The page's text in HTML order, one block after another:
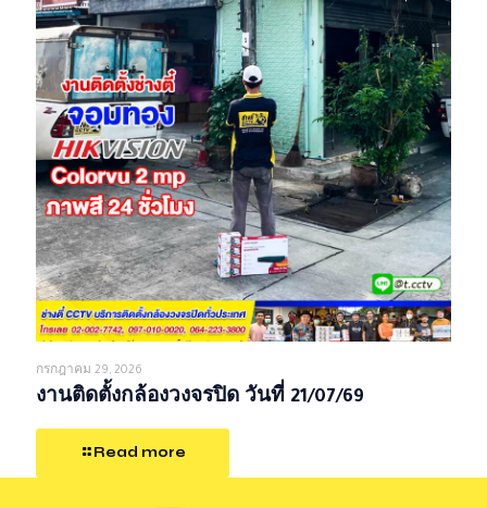
กรกฎาคม 29, 2026
งานติดตั้งกล้องวงจรปิด วันที่ 21/07/69
Read more